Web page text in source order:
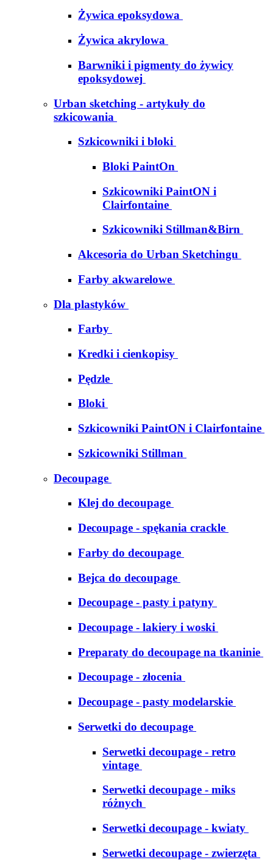
Żywica epoksydowa
Żywica akrylowa
Barwniki i pigmenty do żywicy
epoksydowej
Urban sketching - artykuły do
szkicowania
Szkicowniki i bloki
Bloki PaintOn
Szkicowniki PaintON i
Clairfontaine
Szkicowniki Stillman&Birn
Akcesoria do Urban Sketchingu
Farby akwarelowe
Dla plastyków
Farby
Kredki i cienkopisy
Pędzle
Bloki
Szkicowniki PaintON i Clairfontaine
Szkicowniki Stillman
Decoupage
Klej do decoupage
Decoupage - spękania crackle
Farby do decoupage
Bejca do decoupage
Decoupage - pasty i patyny
Decoupage - lakiery i woski
Preparaty do decoupage na tkaninie
Decoupage - złocenia
Decoupage - pasty modelarskie
Serwetki do decoupage
Serwetki decoupage - retro
vintage
Serwetki decoupage - miks
różnych
Serwetki decoupage - kwiaty
Serwetki decoupage - zwierzęta